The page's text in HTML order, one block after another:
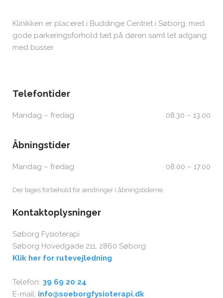
Klinikken er placeret i Buddinge Centret i Søborg, med
gode parkeringsforhold tæt på døren samt let adgang
med busser.
Telefontider​
Mandag – fredag 08.30 – 13.00​
Åbningstider​
Mandag – fredag 08.00 – 17.00​
Der tages for​behold for ændringer i åbningstiderne.
Kontaktoplysninger
Søborg Fysioterapi
Søborg Hovedgade 211, 2860 Søborg
Klik her for rutevejledning
Telefon: 39 69 20 24
E-mail: info@soeborgfysioterapi.dk